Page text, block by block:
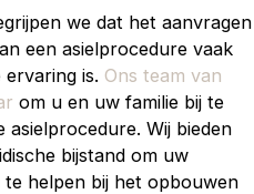
we dat het aanvragen
een asielprocedure vaak
is. Ons team van
om u en uw familie bij te
asielprocedure. Wij bieden
bijstand om uw
helpen bij het opbouwen